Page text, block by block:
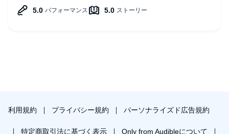
利用規約 プライバシー規約 パーソナライズド広告規約
特定商取引法に基づく表示 Only from Audibleについて